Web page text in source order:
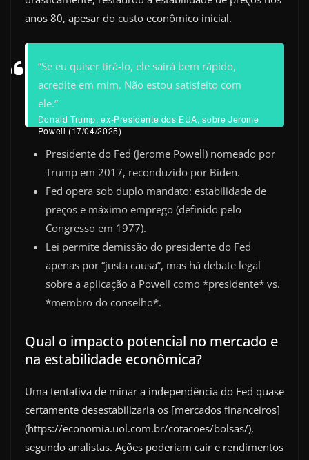
anos 80, apesar do custo econômico inicial.
“Se eu quiser tirá-lo, ele sairá bem rápido,
acredite em mim. Não estou satisfeito com
ele.”
Donald Trump, ex-Presidente dos EUA, sobre Jerome
Powell (17/04/2025)
Presidente do Fed (Jerome Powell) nomeado por
Trump em 2017, reconduzido por Biden.
Fed opera sob duplo mandato: estabilidade de
preços e máximo emprego (definido pelo
Congresso em 1977).
Lei permite demissão do presidente do Fed
apenas por “justa causa”, mas há debate legal
sobre a aplicação a Powell como *presidente* vs.
*membro do conselho*.
Qual o impacto potencial no mercado e
na estabilidade econômica?
Uma tentativa de minar a independência do Fed quase
certamente desestabilizaria os [mercados financeiros]
(https://economia.uol.com.br/cotacoes/bolsas/),
segundo analistas. Ações poderiam cair e rendimentos